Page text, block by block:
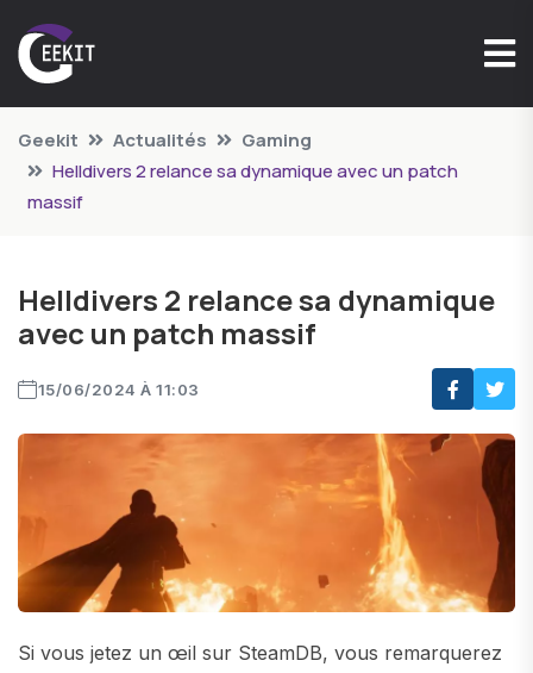
Geekit Actualités
Gaming
Helldivers 2 relance sa dynamique avec un patch
massif
Helldivers 2 relance sa dynamique
avec un patch massif
15/06/2024 À 11:03
Si vous jetez un œil sur SteamDB, vous remarquerez